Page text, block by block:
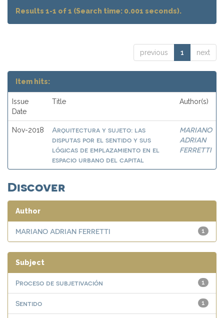
Results 1-1 of 1 (Search time: 0.001 seconds).
previous 1 next
Item hits:
Issue
Date
Title Author(s)
Nov-2018
Arquitectura y sujeto: las
disputas por el sentido y sus
lógicas de emplazamiento en el
espacio urbano del capital
MARIANO
ADRIAN
FERRETTI
Discover
Author
1
MARIANO ADRIAN FERRETTI
Subject
1
Proceso de subjetivación
1
Sentido